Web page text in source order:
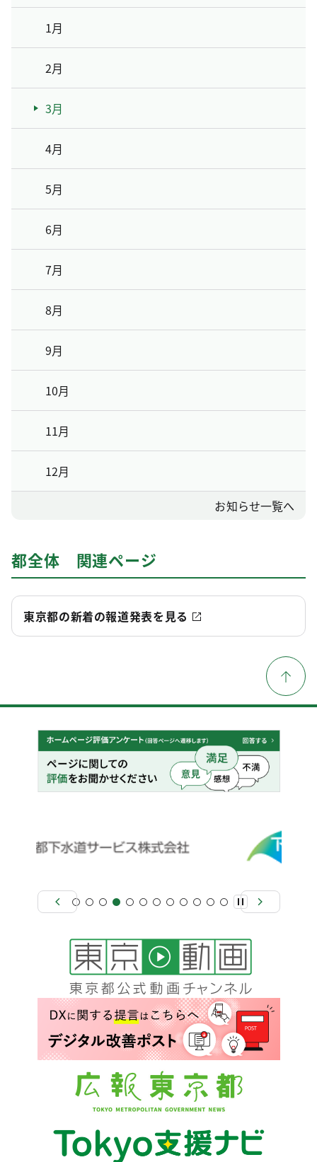
1月
2月
3月
4月
5月
6月
7月
8月
9月
10月
11月
12月
お知らせ一覧へ
都全体 関連ページ
東京都の新着の報道発表を見る